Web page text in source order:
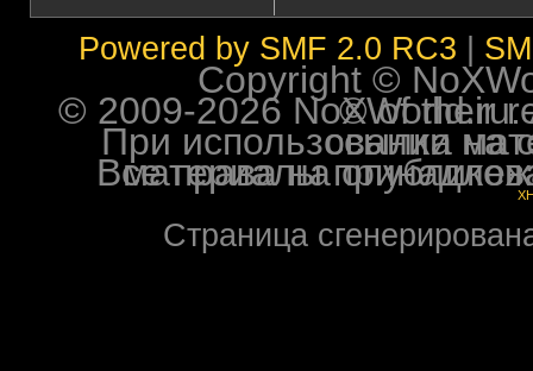
Powered by SMF 2.0 RC3
Copyright ©
© 2009-2026 NoXWorld.ru. All
При использовании
Все права на опубликованные на форуме
Страница